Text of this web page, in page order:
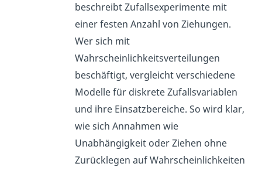
beschreibt Zufallsexperimente mit
einer festen Anzahl von Ziehungen.
Wer sich mit
Wahrscheinlichkeitsverteilungen
beschäftigt, vergleicht verschiedene
Modelle für diskrete Zufallsvariablen
und ihre Einsatzbereiche. So wird klar,
wie sich Annahmen wie
Unabhängigkeit oder Ziehen ohne
Zurücklegen auf Wahrscheinlichkeiten